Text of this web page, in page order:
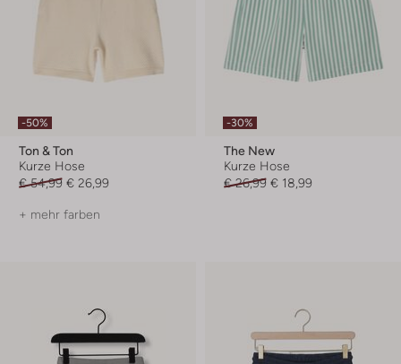
-50%
Ton & Ton
Kurze Hose
€ 54,99 € 26,99
+ mehr farben
-30%
The New
Kurze Hose
€ 26,99 € 18,99